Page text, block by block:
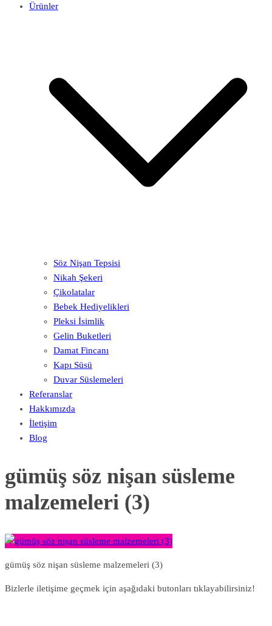
Ürünler
Söz Nişan Tepsisi
Nikah Şekeri
Çikolatalar
Bebek Hediyelikleri
Pleksi İsimlik
Gelin Buketleri
Damat Fincanı
Kapı Süsü
Duvar Süslemeleri
Referanslar
Hakkımızda
İletişim
Blog
gümüş söz nişan süsleme
malzemeleri (3)
gümüş söz nişan süsleme malzemeleri (3)
Bizlerle iletişime geçmek için aşağıdaki butonları tıklayabilirsiniz!